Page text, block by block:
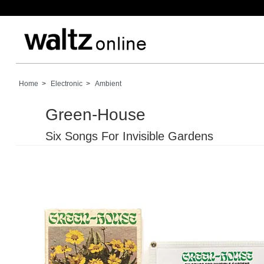
Home > Electronic > Ambient
Green-House
Six Songs For Invisible Gardens